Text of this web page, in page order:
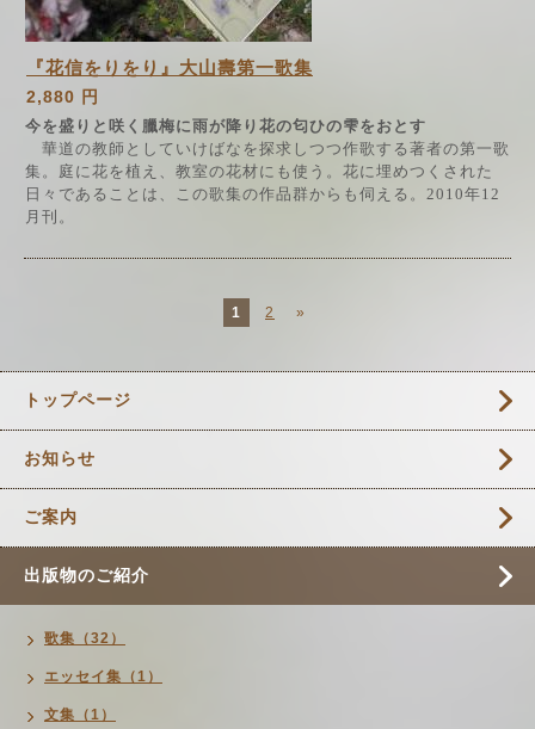
『花信をりをり』大山壽第一歌集
2,880 円
今を盛りと咲く臘梅に雨が降り花の匂ひの雫をおとす
華道の教師としていけばなを探求しつつ作歌する著者の第一歌
集 。 庭に花を植え 、教室の花材にも使 う 。 花に埋めつくされた
日々であることは 、 こ の歌集の作品群からも伺える 。 2010年12
月刊。
1 2 »
トップページ
お知らせ
ご案内
出版物のご紹介
歌集（32）
エッセイ集（1）
文集（1）